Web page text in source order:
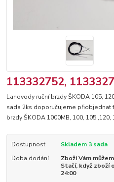
113332752,
Lanovody ruční brzdy ŠKODA 105,
sada 2ks doporučujeme přiobjednat
brzdy ŠKODA 1000MB, 100, 105 ,120,
Dostupnost
Skladem 3 sada
Doba dodání
Zboží Vám
Stačí, když zboží
24:00